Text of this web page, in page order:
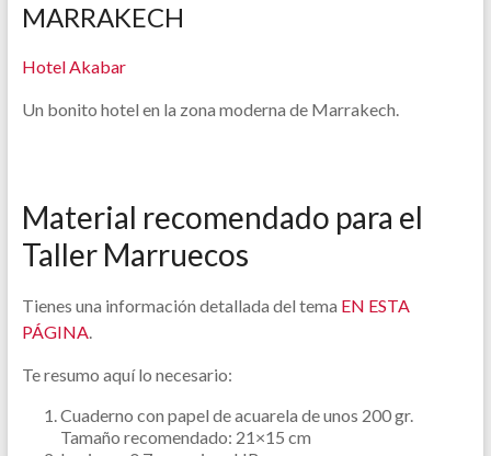
MARRAKECH
Hotel Akabar
Un bonito hotel en la zona moderna de Marrakech.
Material recomendado para el
Taller Marruecos
Tienes una información detallada del tema EN ESTA
PÁGINA.
Te resumo aquí lo necesario:
Cuaderno con papel de acuarela de unos 200 gr.
Tamaño recomendado: 21×15 cm